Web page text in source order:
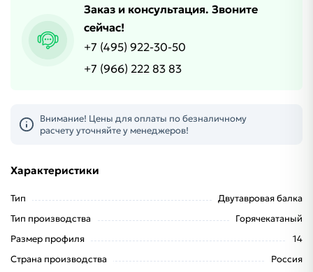
Заказ и консультация. Звоните
сейчас!
+7 (495) 922-30-50
+7 (966) 222 83 83
Внимание! Цены для оплаты по безналичному
расчету уточняйте у менеджеров!
Характеристики
Тип
Двутавровая балка
Тип производства
Горячекатаный
Размер профиля
14
Страна производства
Россия